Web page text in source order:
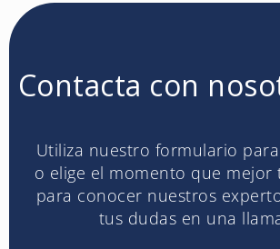
Contacta con
Utiliza nuestro formulario
o elige el momento que mejor
para conocer nuestros
tus dudas en una